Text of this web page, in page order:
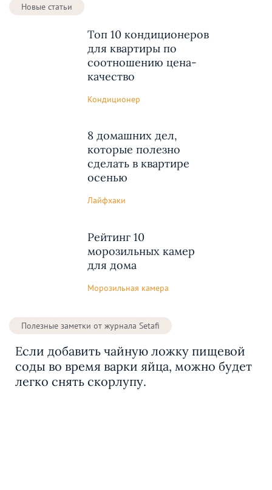
Новые статьи
Топ 10 кондиционеров
для квартиры по
соотношению цена-
качество
Кондиционер
8 домашних дел,
которые полезно
сделать в квартире
осенью
Лайфхаки
Рейтинг 10
морозильных камер
для дома
Морозильная камера
Полезные заметки от журнала Setafi